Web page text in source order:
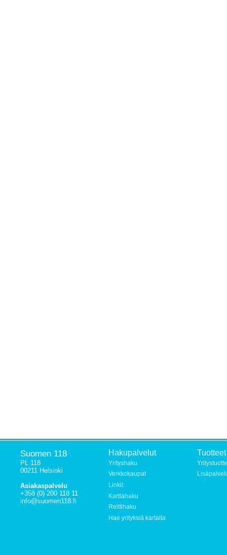
Suomen 118
PL 118
00211 Helsinki
Asiakaspalvelu
+358 (0) 200 118 11
info@suomen118.fi
Hakupalvelut
Yrityshaku
Verkkokaupat
Linkit
Karttahaku
Reittihaku
Hae yrityksiä kartalta